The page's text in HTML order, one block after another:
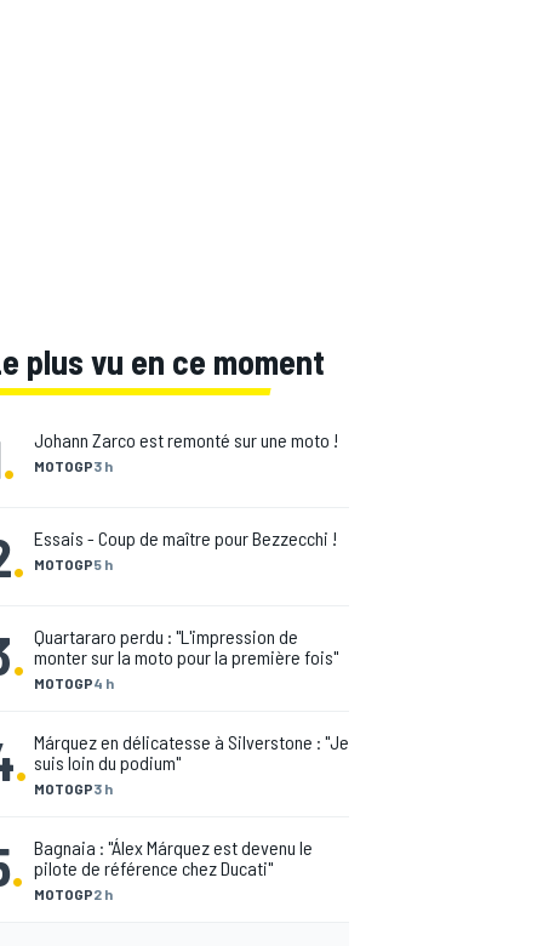
plus vu en ce moment
. MOTOGP3 h
Johann Zarco est remonté sur une moto !
. MOTOGP5 h
Essais - Coup de maître pour Bezzecchi !
. MOTOGP4 h
Quartararo perdu : "L'impression de
monter sur la moto pour la première fois"
. MOTOGP3 h
Márquez en délicatesse à Silverstone : "Je
suis loin du podium"
. MOTOGP2 h
Bagnaia : "Álex Márquez est devenu le
pilote de référence chez Ducati"